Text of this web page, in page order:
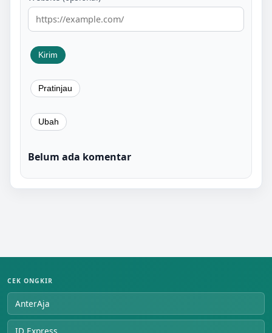
Belum ada komentar
CEK ONGKIR
AnterAja
ID Express